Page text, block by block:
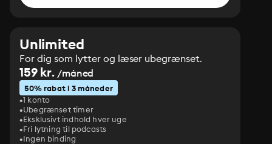
Unlimited
For dig som lytter og læser ubegrænset.
159 kr. /måned
50% rabat i 3 måneder
1 konto
Ubegrænset timer
Eksklusivt indhold hver uge
Fri lytning til podcasts
Ingen binding